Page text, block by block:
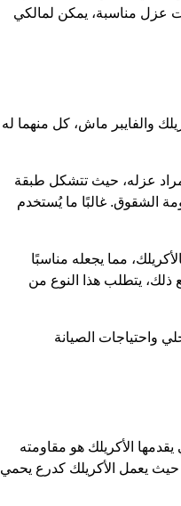
عزل مناسبة، يمكن لمالكي
والفايبر ماش، كل منهما له
عزله، حيث تتشكل طبقة
الشقوق. غالبًا ما يُستخدم
مما يجعله مناسبًا
ذلك، يتطلب هذا النوع من
واحتياجات الصيانة
الأكريلك هو مقاومته
حيث يعمل الأكريلك كدرع يحمي